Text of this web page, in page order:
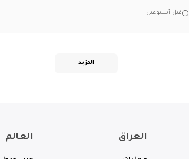
قبل أسبوعين
المزيد
العراق العالم